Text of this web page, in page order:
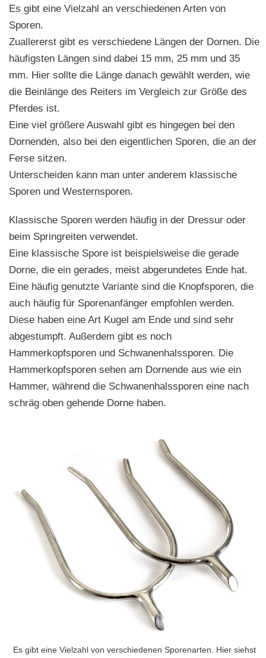
Es gibt eine Vielzahl an verschiedenen Arten von
Sporen.
Zuallererst gibt es verschiedene Längen der Dornen. Die
häufigsten Längen sind dabei 15 mm, 25 mm und 35
mm. Hier sollte die Länge danach gewählt werden, wie
die Beinlänge des Reiters im Vergleich zur Größe des
Pferdes ist.
Eine viel größere Auswahl gibt es hingegen bei den
Dornenden, also bei den eigentlichen Sporen, die an der
Ferse sitzen.
Unterscheiden kann man unter anderem klassische
Sporen und Westernsporen.
Klassische Sporen werden häufig in der Dressur oder
beim Springreiten verwendet.
Eine klassische Spore ist beispielsweise die gerade
Dorne, die ein gerades, meist abgerundetes Ende hat.
Eine häufig genutzte Variante sind die Knopfsporen, die
auch häufig für Sporenanfänger empfohlen werden.
Diese haben eine Art Kugel am Ende und sind sehr
abgestumpft. Außerdem gibt es noch
Hammerkopfsporen und Schwanenhalssporen. Die
Hammerkopfsporen sehen am Dornende aus wie ein
Hammer, während die Schwanenhalssporen eine nach
schräg oben gehende Dorne haben.
Es gibt eine Vielzahl von verschiedenen Sporenarten. Hier siehst